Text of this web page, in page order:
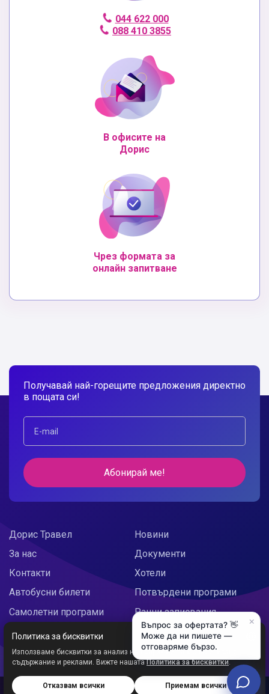
044 622 000
088 410 3855
В офисите на
Дорис
Чрез формата за
онлайн запитване
Получавай най-горещите предложения директно
в пощата си!
Абонирай ме!
Дорис Травел
За нас
Контакти
Новини
Документи
Хотели
Автобусни билети
Самолетни програми
Doris Украйна
Потвърдени програми
Ранни записвания
Празнични предложения
Уеб сайт от:
Политика за бисквитки
Използваме бисквитки за анализ на трафика и персонализирано
съдържание и реклами. Вижте нашатаПолитика за бисквитки.
Отказвам всички Приемам всички
×
Въпрос за офертата? 👋
Може да ни пишете —
отговаряме бързо.